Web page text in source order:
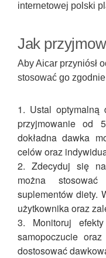
internetowej polski
Jak
Aby Aicar przyniósł
stosować go
Ustal
przyjmowanie
dokładna dawka
celów oraz
Zdecyduj się
można
suplementów diety.
użytkownika oraz
Monitoruj
samopoczucie
dostosować